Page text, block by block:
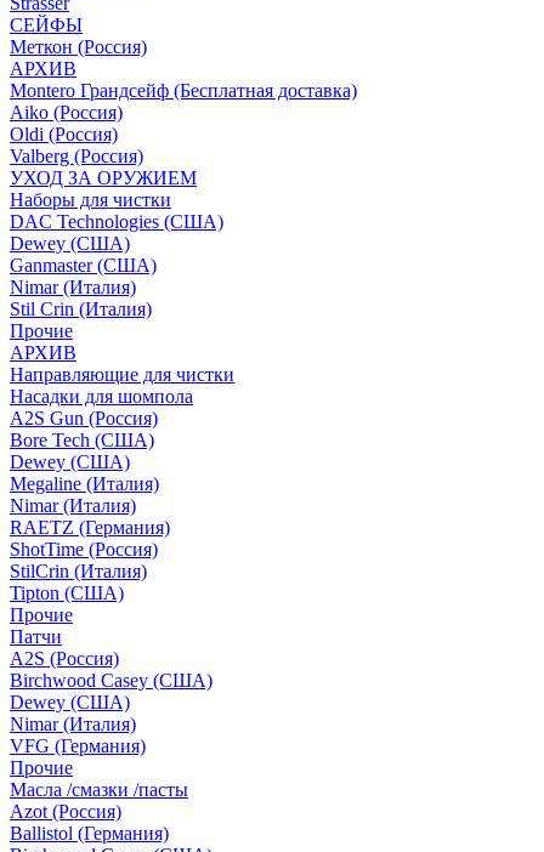
СЕЙФЫ
Меткон (Россия)
АРХИВ
Montero Грандсейф (Бесплатная доставка)
Aiko (Россия)
Oldi (Россия)
Valberg (Россия)
УХОД ЗА ОРУЖИЕМ
Наборы для чистки
DAC Technologies (США)
Dewey (США)
Ganmaster (США)
Nimar (Италия)
Stil Crin (Италия)
Прочие
АРХИВ
Направляющие для чистки
Насадки для шомпола
A2S Gun (Россия)
Bore Tech (США)
Dewey (США)
Megaline (Италия)
Nimar (Италия)
RAETZ (Германия)
ShotTime (Россия)
StilCrin (Италия)
Tipton (США)
Прочие
Патчи
A2S (Россия)
Birchwood Casey (США)
Dewey (США)
Nimar (Италия)
VFG (Германия)
Прочие
Масла /смазки /пасты
Azot (Россия)
Ballistol (Германия)